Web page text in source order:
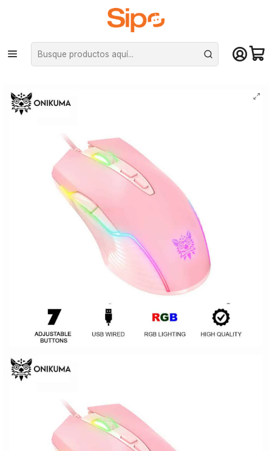
¡Compra hasta mediodía y recibe hoy! De lunes a sábado en el gran
Santiago. Envío gratis desde $29.990
Inicio Computación y Gamers Mouse
Mouse Gamer Onikuma CW905 - rosado